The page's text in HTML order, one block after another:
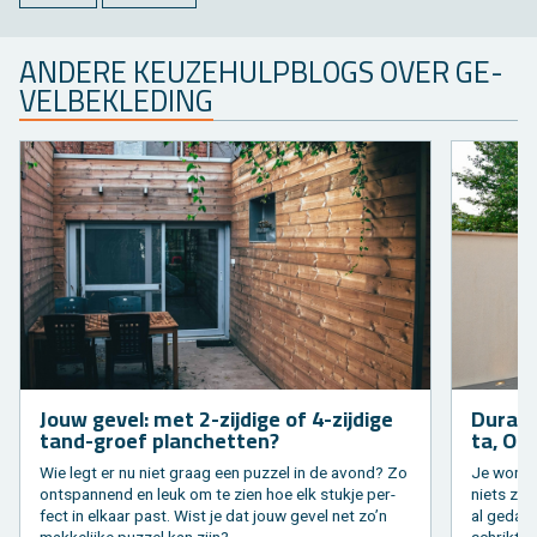
AN­DE­RE KEU­ZE­HULP­BLOGS OVER GE­
VEL­BE­KLE­DING
Jouw gevel: met 2-zij­di­ge of 4-zij­di­ge
tand-groef plan­chet­ten?
Wie legt er nu niet graag een puz­zel in de avond? Zo
ont­span­nend en leuk om te zien hoe elk stuk­je per­
fect in el­kaar past. Wist je dat jouw gevel net zo’n
ta,
Je
niets
al